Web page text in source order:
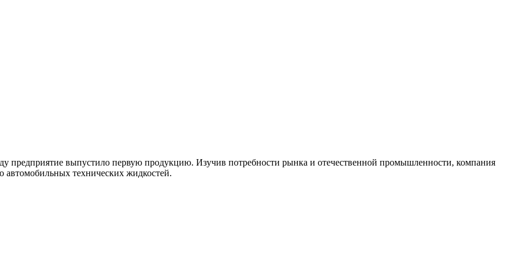
предприятие выпустило первую продукцию. Изучив потребности рынка и отечественной промышленности, компания
автомобильных технических жидкостей.